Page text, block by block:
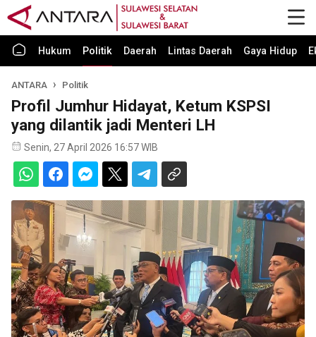
Hukum Politik Daerah Lintas Daerah Gaya Hidup
ANTARA Politik
Profil Jumhur Hidayat, Ketum KSPSI
yang dilantik jadi Menteri LH
Senin, 27 April 2026 16:57 WIB